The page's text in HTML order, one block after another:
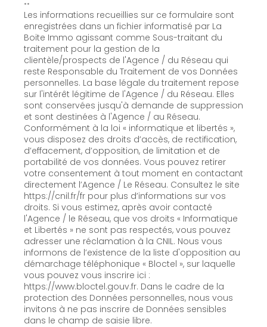
**
Les informations recueillies sur ce formulaire sont
enregistrées dans un fichier informatisé par La
Boite Immo agissant comme Sous-traitant du
traitement pour la gestion de la
clientèle/prospects de l'Agence / du Réseau qui
reste Responsable du Traitement de vos Données
personnelles. La base légale du traitement repose
sur l'intérêt légitime de l'Agence / du Réseau. Elles
sont conservées jusqu'à demande de suppression
et sont destinées à l'Agence / au Réseau.
Conformément à la loi « informatique et libertés »,
vous disposez des droits d’accès, de rectification,
d’effacement, d’opposition, de limitation et de
portabilité de vos données. Vous pouvez retirer
votre consentement à tout moment en contactant
directement l’Agence / Le Réseau. Consultez le site
https://cnil.fr/fr pour plus d’informations sur vos
droits. Si vous estimez, après avoir contacté
l'Agence / le Réseau, que vos droits « Informatique
et Libertés » ne sont pas respectés, vous pouvez
adresser une réclamation à la CNIL. Nous vous
informons de l’existence de la liste d'opposition au
démarchage téléphonique « Bloctel », sur laquelle
vous pouvez vous inscrire ici :
https://www.bloctel.gouv.fr. Dans le cadre de la
protection des Données personnelles, nous vous
invitons à ne pas inscrire de Données sensibles
dans le champ de saisie libre.